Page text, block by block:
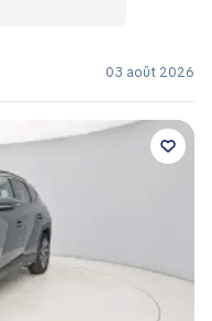
03 août 2026